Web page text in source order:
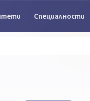
Специалности